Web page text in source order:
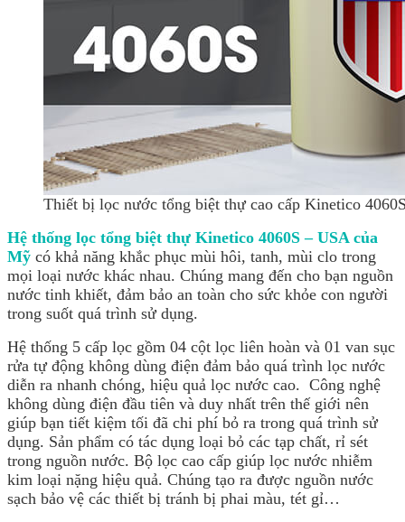
Thiết bị lọc nước tổng biệt thự cao cấp Kinetico
Hệ thống lọc tổng biệt thự Kinetico 4060S – USA của
Mỹ có khả năng khắc phục mùi hôi, tanh, mùi clo trong
mọi loại nước khác nhau. Chúng mang đến cho bạn nguồn
nước tinh khiết, đảm bảo an toàn cho sức khỏe con người
trong suốt quá trình sử dụng.
Hệ thống 5 cấp lọc gồm 04 cột lọc liên hoàn và 01 van sục
rửa tự động không dùng điện đảm bảo quá trình lọc nước
diễn ra nhanh chóng, hiệu quả lọc nước cao. Công nghệ
không dùng điện đầu tiên và duy nhất trên thế giới nên
giúp bạn tiết kiệm tối đã chi phí bỏ ra trong quá trình sử
dụng. Sản phẩm có tác dụng loại bỏ các tạp chất, rỉ sét
trong nguồn nước. Bộ lọc cao cấp giúp lọc nước nhiễm
kim loại nặng hiệu quả. Chúng tạo ra được nguồn nước
sạch bảo vệ các thiết bị tránh bị phai màu, tét gỉ…